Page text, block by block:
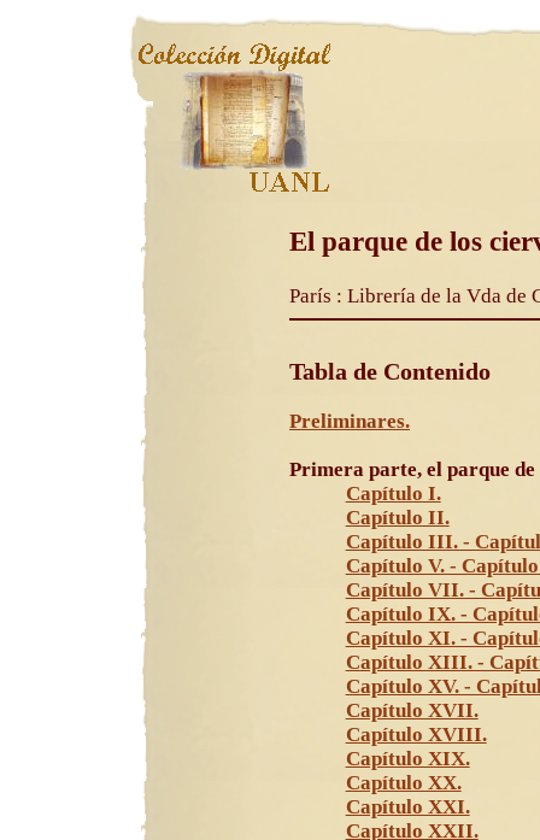
El parque de los
París : Librería de la Vda de
Tabla de Contenido
Preliminares.
Primera parte, el parque de
Capítulo I.
Capítulo II.
Capítulo III. -
Capítulo V. -
Capítulo VII. -
Capítulo IX. -
Capítulo XI. -
Capítulo XIII. -
Capítulo XV. -
Capítulo XVII.
Capítulo XVIII.
Capítulo XIX.
Capítulo XX.
Capítulo XXI.
Capítulo XXII.